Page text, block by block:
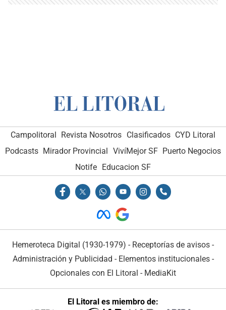
Campolitoral Revista Nosotros Clasificados CYD Litoral
Podcasts Mirador Provincial VivíMejor SF Puerto Negocios
Notife
Educacion SF
Hemeroteca Digital (1930-1979) - Receptorías de avisos -
Administración y Publicidad - Elementos institucionales-
Opcionales con El Litoral - MediaKit
El Litoral es miembro de: